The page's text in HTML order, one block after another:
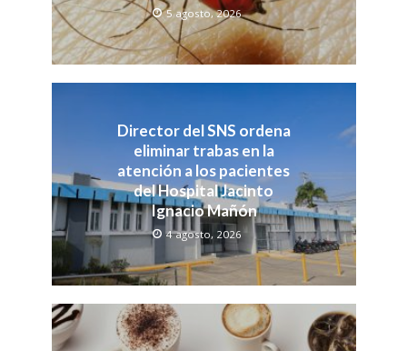
5 agosto, 2026
Director del SNS ordena
eliminar trabas en la
atención a los pacientes
del Hospital Jacinto
Ignacio Mañón
4 agosto, 2026